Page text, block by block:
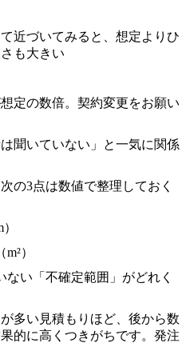
近づいてみると、想定よりひ
も大きい
定の数倍。契約変更をお願い
聞いていない」と一気に関係
の3点は数値で整理しておく
）
い「不確定範囲」がどれく
多い見積もりほど、後から数
的に高くつきがちです。発注